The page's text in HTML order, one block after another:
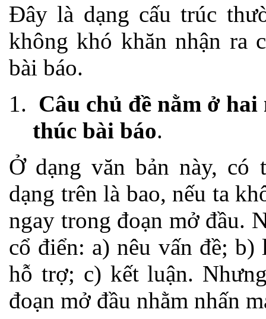
Đây là dạng cấu trúc
không khó khăn nhận ra
bài báo.
Câu chủ đề nằm ở
thúc bài báo.
Ở dạng văn bản này, có
dạng trên là bao, nếu ta
ngay trong đoạn mở đầu.
cổ điển: a) nêu vấn đề;
hỗ trợ; c) kết luận.
đoạn mở đầu nhằm nhấn